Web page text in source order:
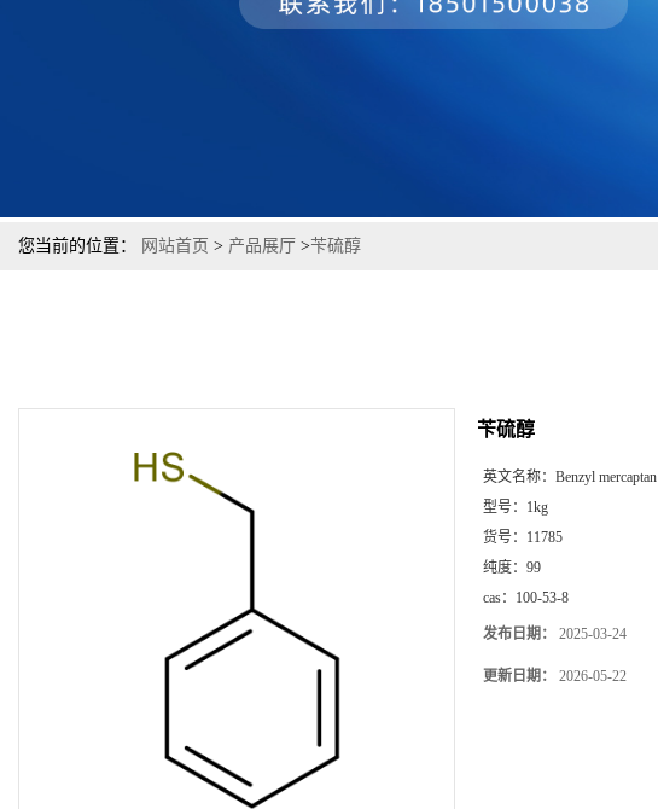
您当前的位置： 网站首页 > 产品展厅 >苄硫醇
苄硫醇
英文名称： Benzyl mercaptan
型号： 1kg
货号： 11785
纯度： 99
cas： 100-53-8
发布日期： 2025-03-24
更新日期： 2026-05-22